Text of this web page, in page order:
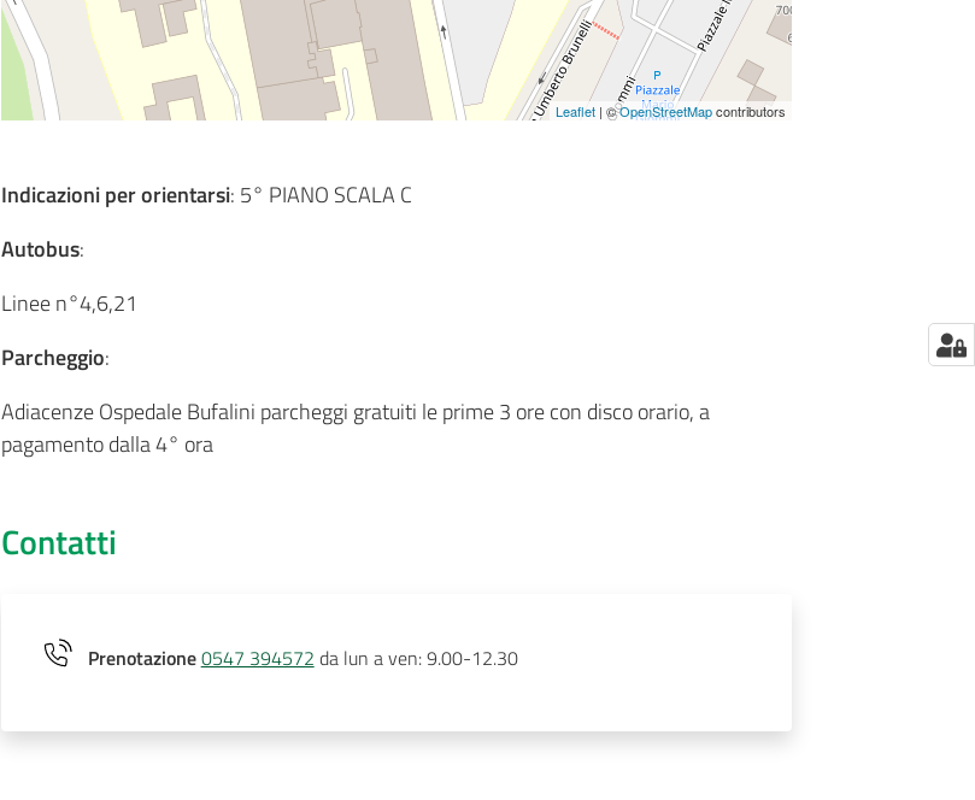
Leaflet| ©OpenStreetMapcontributors
Indicazioni per orientarsi: 5° PIANO SCALA C
Autobus:
Linee n°4,6,21
Parcheggio:
Adiacenze Ospedale Bufalini parcheggi gratuiti le prime 3 ore con disco orario, a
pagamento dalla 4° ora
Contatti
Prenotazione0547 394572 da lun a ven: 9.00-12.30